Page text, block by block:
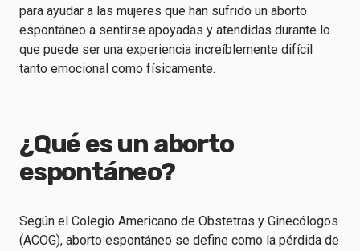
para ayudar a las mujeres que han sufrido un aborto
espontáneo a sentirse apoyadas y atendidas durante lo
que puede ser una experiencia increíblemente difícil
tanto emocional como físicamente.
¿Qué es un aborto
espontáneo?
Según el Colegio Americano de Obstetras y Ginecólogos
(ACOG), aborto espontáneo se define como la pérdida de